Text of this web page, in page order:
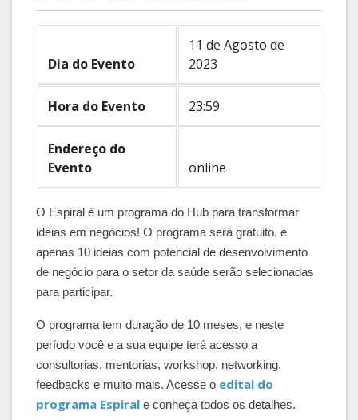
Dia do Evento
11 de Agosto de
2023
Hora do Evento 23:59
Endereço do
Evento
online
O Espiral é um programa do Hub para transformar
ideias em negócios! O programa será gratuito, e
apenas 10 ideias com potencial de desenvolvimento
de negócio para o setor da saúde serão selecionadas
para participar.
O programa tem duração de 10 meses, e neste
período você e a sua equipe terá acesso a
consultorias, mentorias, workshop, networking,
feedbacks e muito mais. Acesse o edital do
programa Espiral e conheça todos os detalhes.